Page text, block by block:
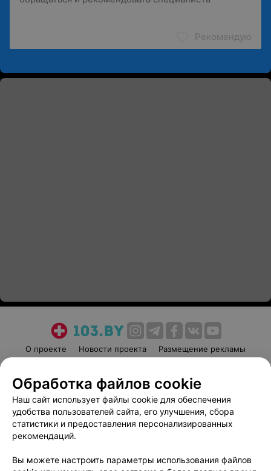
Рекомендую
О проекте Новости проекта
Размещение рекламы
Пользовательское соглашение
Способы оплаты
Вакансии
Партнеры
Написать руководителю 103.by
Обработка персональных данных
Обработка файлов cookie
Наш сайт использует файлы cookie для обеспечения
удобства пользователей сайта, его улучшения, сбора
статистики и предоставления персонализированных
рекомендаций.
Вы можете настроить параметры использования файлов